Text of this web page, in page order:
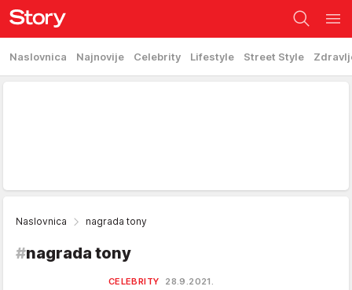
Naslovnica Najnovije Celebrity Lifestyle Street Style
Naslovnica nagrada tony
#nagrada tony
CELEBRITY 28.9.2021.